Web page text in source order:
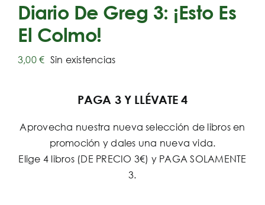
Diario De Greg 3: ¡Esto Es
El Colmo!
3,00€ Sin existencias
PAGA 3 Y LLÉVATE 4
Aprovecha nuestra nueva selección de libros en
promoción y dales una nueva vida.
Elige 4 libros (DE PRECIO 3€) y PAGA SOLAMENTE
3.